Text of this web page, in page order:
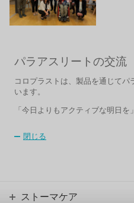
パラアスリートの交流
コロプラストは、 製品を通じてパ
います。
「今日よりもアクティブな明日を
閉じる
ストーマケア